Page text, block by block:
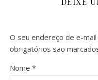
O seu endereço de e-
obrigatórios são
Nome *